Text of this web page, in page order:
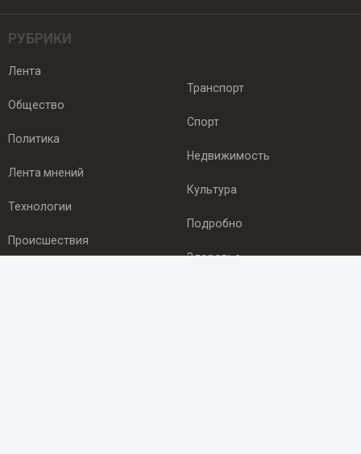
РУБРИКИ
Лента
Общество
Политика
Лента мнений
Технологии
Происшествия
Транспорт
Спорт
Недвижимость
Культура
Подробно
Здоровье